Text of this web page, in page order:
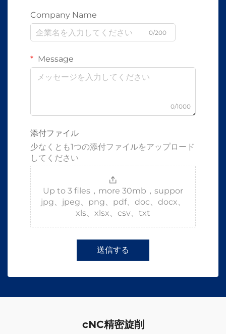
Company Name
0/200
Message
0/1000
添付ファイル
少なくとも1つの添付ファイルをアップロード
してください
Up to 3 files，more 30mb，suppor
jpg、jpeg、png、pdf、doc、docx、
xls、xlsx、csv、txt
送信する
cNC精密旋削